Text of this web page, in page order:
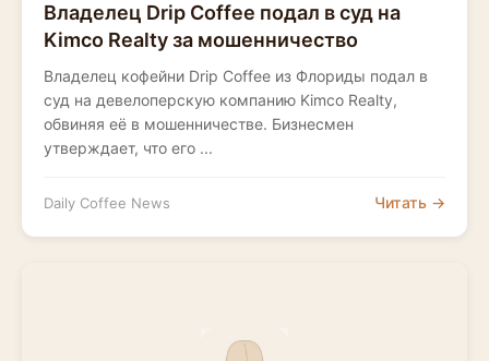
Владелец Drip Coffee подал в суд на
Kimco Realty за мошенничество
Владелец кофейни Drip Coffee из Флориды подал в
суд на девелоперскую компанию Kimco Realty,
обвиняя её в мошенничестве. Бизнесмен
утверждает, что его ...
Daily Coffee News Читать →